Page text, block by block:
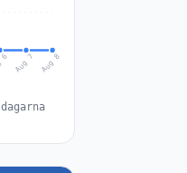
6 Aug 7 Aug 8